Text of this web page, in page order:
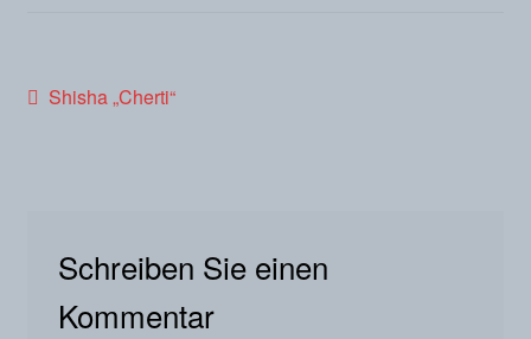
Beitragsnavigation
Vorheriger
Shisha „Cherti“
Schreiben Sie einen
Kommentar